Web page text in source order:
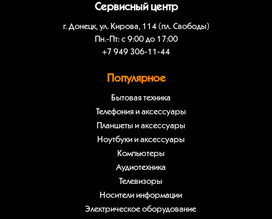
Сервисный центр
г. Донецк, ул. Кирова, 114 (пл. Свободы)
Пн.-Пт: с 9:00 до 17:00
+7 949 306-11-44
Популярное
Бытовая техника
Телефония и аксессуары
Планшеты и аксессуары
Ноутбуки и аксессуары
Компьютеры
Аудиотехника
Телевизоры
Носители информации
Электрическое оборудование